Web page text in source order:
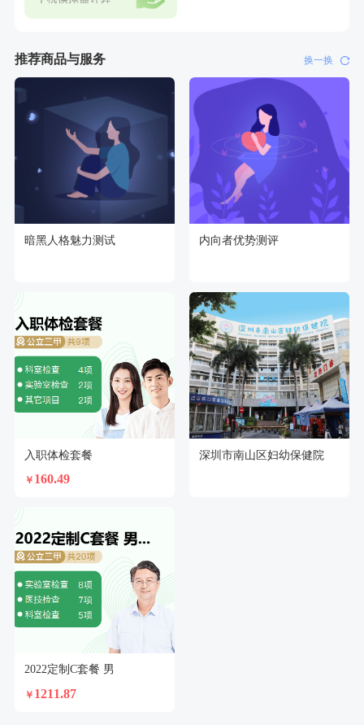
推荐商品与服务 换一换
暗黑人格魅力测试 内向者优势测评
入职体检套餐
￥ 160.49
深圳市南山区妇幼保健院
2022定制C套餐 男
￥ 1211.87